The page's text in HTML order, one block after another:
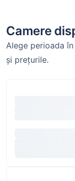
Camere
Alege perioada
și prețurile.